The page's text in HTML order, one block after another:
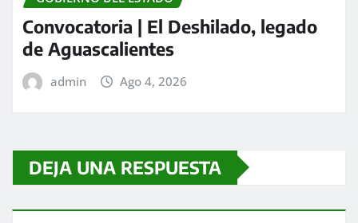
Convocatoria | El Deshilado, legado
de Aguascalientes
admin Ago 4, 2026
DEJA UNA RESPUESTA